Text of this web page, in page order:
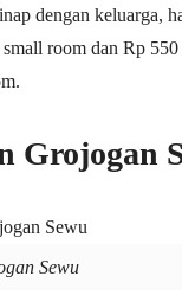
dengan keluarga,
room dan Rp
Grojogan
Sewu